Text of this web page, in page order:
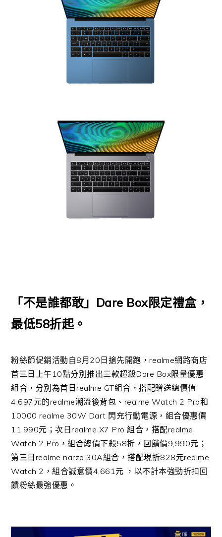
「不是誰都敢」Dare Box限定禮盒，
最低58折起。
粉絲節促銷活動自8月20日搶先開跑，realme網路商店
首三日上午10點分別推出三款超殺Dare Box限量優惠
組合，分別為首日realme GT組合，搭配贈送總價值
4,697元的realme潮流後背包、realme Watch 2 Pro和
10000 realme 30W Dart 閃充行動電源，組合優惠價
11,990元；次日realme X7 Pro 組合，搭配realme
Watch 2 Pro，組合總價下殺58折，回饋價9,990元；
第三日realme narzo 30A組合，搭配現折828元realme
Watch 2，組合誠意價4,661元 ，以不計本強勁折扣回
饋粉絲最強優惠。